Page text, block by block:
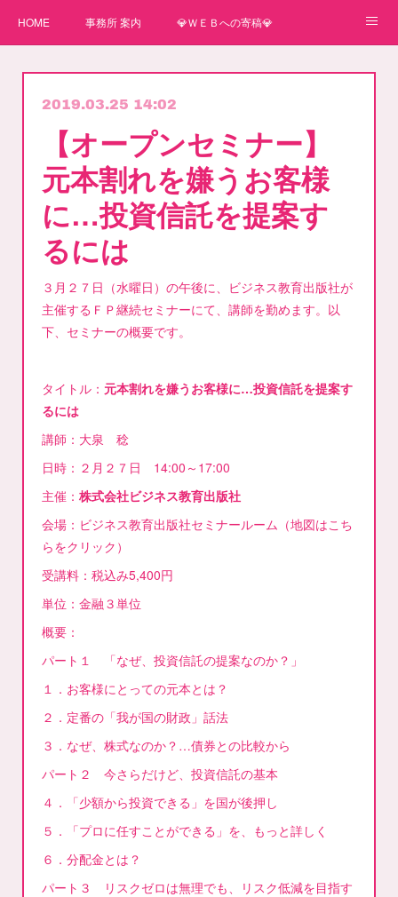
HOME 事務所 案内 💎ＷＥＢへの寄稿💎
弊事務所へのお問い合わせ講師
2019.03.25 14:02
【オープンセミナー】
元本割れを嫌うお客様
に…投資信託を提案す
るには
３月２７日（水曜日）の午後に、ビジネス教育出版社が
主催するＦＰ継続セミナーにて、講師を勤めます。以
下、セミナーの概要です。
タイトル： 元本割れを嫌うお客様に…投資信託を提案す
るには
講師：大泉 稔
日時：２月２７日 14:00～17:00
主催：株式会社ビジネス教育出版社
会場：ビジネス教育出版社セミナールーム（地図はこち
らをクリック）
受講料：税込み5,400円
単位：金融３単位
概要：
パート１ 「なぜ、投資信託の提案なのか？」
１．お客様にとっての元本とは？
２．定番の「我が国の財政」話法
３．なぜ、株式なのか？…債券との比較から
パート２ 今さらだけど、投資信託の基本
４．「少額から投資できる」を国が後押し
５．「プロに任すことができる」を、もっと詳しく
６．分配金とは？
パート３ リスクゼロは無理でも、リスク低減を目指す